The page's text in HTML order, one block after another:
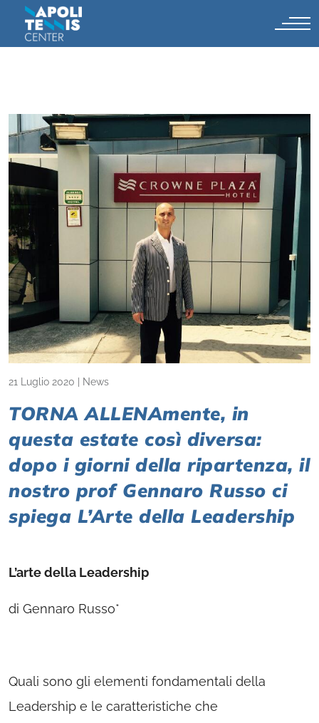
21 Luglio 2020 News
TORNA ALLENAmente, in
questa estate così diversa:
dopo i giorni della ripartenza, il
nostro prof Gennaro Russo ci
spiega L’Arte della Leadership
L’arte della Leadership
di Gennaro Russo*
Quali sono gli elementi fondamentali della
Leadership e le caratteristiche che